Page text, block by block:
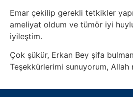
Emar çekilip gerekli tetkikler
ameliyat oldum ve tümör iyi
iyileştim.
Çok şükür, Erkan Bey şifa
Teşekkürlerimi sunuyorum, Allah